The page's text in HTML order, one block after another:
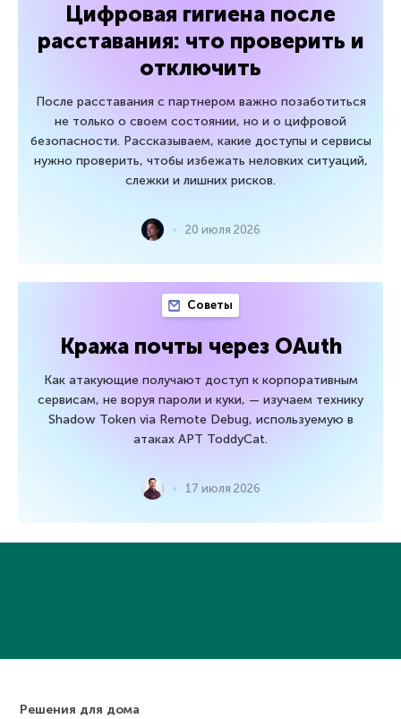
Цифровая гигиена после
расставания: что проверить и
отключить
После расставания с партнером важно позаботиться
не только о своем состоянии, но и о цифровой
безопасности. Рассказываем, какие доступы и сервисы
нужно проверить, чтобы избежать неловких ситуаций,
слежки и лишних рисков.
20 июля 2026
Советы
Кража почты через OAuth
Как атакующие получают доступ к корпоративным
сервисам, не воруя пароли и куки, — изучаем технику
Shadow Token via Remote Debug, используемую в
атаках APT ToddyCat.
17 июля 2026
Решения для дома